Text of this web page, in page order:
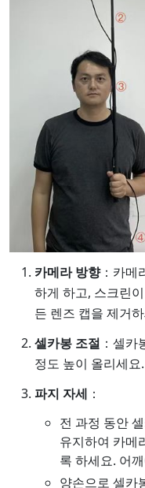
카메라 방향：카메
하게 하고, 스크린
든 렌즈 캡을 제거
셀카봉 조절 ：셀
정도 높이 올리세요.
파지 자세 ：
전 과정 동안
유지하여 카메
록 하세요. 어
양손으로 셀카